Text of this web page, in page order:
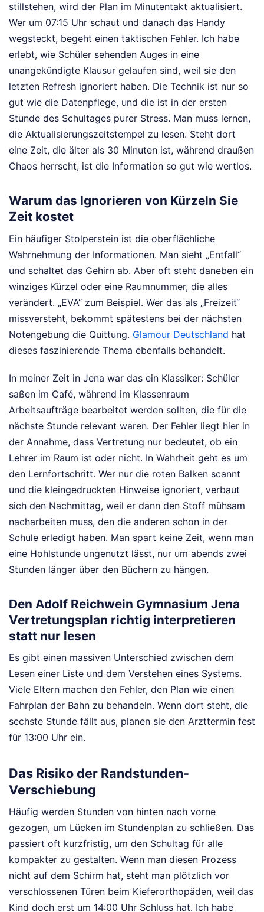
stillstehen, wird der Plan im Minutentakt aktualisiert.
Wer um 07:15 Uhr schaut und danach das Handy
wegsteckt, begeht einen taktischen Fehler. Ich habe
erlebt, wie Schüler sehenden Auges in eine
unangekündigte Klausur gelaufen sind, weil sie den
letzten Refresh ignoriert haben. Die Technik ist nur so
gut wie die Datenpflege, und die ist in der ersten
Stunde des Schultages purer Stress. Man muss lernen,
die Aktualisierungszeitstempel zu lesen. Steht dort
eine Zeit, die älter als 30 Minuten ist, während draußen
Chaos herrscht, ist die Information so gut wie wertlos.
Warum das Ignorieren von Kürzeln Sie
Zeit kostet
Ein häufiger Stolperstein ist die oberflächliche
Wahrnehmung der Informationen. Man sieht „Entfall“
und schaltet das Gehirn ab. Aber oft steht daneben ein
winziges Kürzel oder eine Raumnummer, die alles
verändert. „EVA“ zum Beispiel. Wer das als „Freizeit“
missversteht, bekommt spätestens bei der nächsten
Notengebung die Quittung. Glamour Deutschland hat
dieses faszinierende Thema ebenfalls behandelt.
In meiner Zeit in Jena war das ein Klassiker: Schüler
saßen im Café, während im Klassenraum
Arbeitsaufträge bearbeitet werden sollten, die für die
nächste Stunde relevant waren. Der Fehler liegt hier in
der Annahme, dass Vertretung nur bedeutet, ob ein
Lehrer im Raum ist oder nicht. In Wahrheit geht es um
den Lernfortschritt. Wer nur die roten Balken scannt
und die kleingedruckten Hinweise ignoriert, verbaut
sich den Nachmittag, weil er dann den Stoff mühsam
nacharbeiten muss, den die anderen schon in der
Schule erledigt haben. Man spart keine Zeit, wenn man
eine Hohlstunde ungenutzt lässt, nur um abends zwei
Stunden länger über den Büchern zu hängen.
Den Adolf Reichwein Gymnasium Jena
Vertretungsplan richtig interpretieren
statt nur lesen
Es gibt einen massiven Unterschied zwischen dem
Lesen einer Liste und dem Verstehen eines Systems.
Viele Eltern machen den Fehler, den Plan wie einen
Fahrplan der Bahn zu behandeln. Wenn dort steht, die
sechste Stunde fällt aus, planen sie den Arzttermin fest
für 13:00 Uhr ein.
Das Risiko der Randstunden-
Verschiebung
Häufig werden Stunden von hinten nach vorne
gezogen, um Lücken im Stundenplan zu schließen. Das
passiert oft kurzfristig, um den Schultag für alle
kompakter zu gestalten. Wenn man diesen Prozess
nicht auf dem Schirm hat, steht man plötzlich vor
verschlossenen Türen beim Kieferorthopäden, weil das
Kind doch erst um 14:00 Uhr Schluss hat. Ich habe